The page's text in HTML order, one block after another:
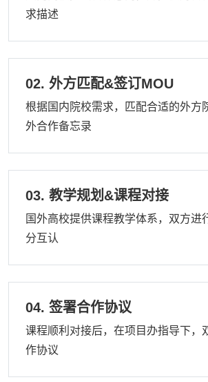
求描述
02. 外方匹配&签订MOU
根据国内院校需求，匹配合适的外方
外合作备忘录
03. 教学规划&课程对接
国外高校提供课程教学体系，双方进
分互认
04. 签署合作协议
课程顺利对接后，在项目办指导下，
作协议